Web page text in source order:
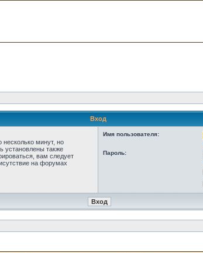
Вход
минут, но
установлены также
вам следует
на форумах
Имя пользователя:
Пароль: